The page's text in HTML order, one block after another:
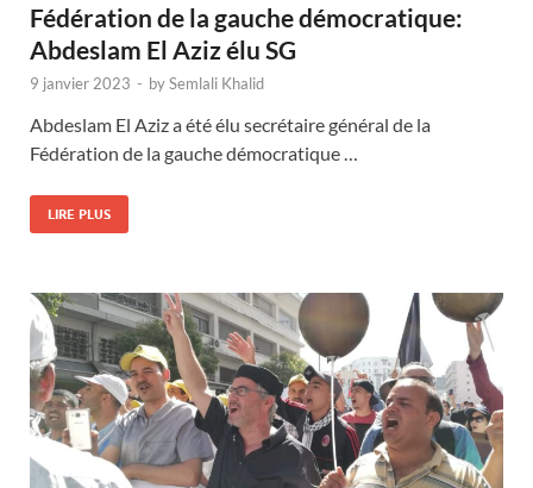
Fédération de la gauche démocratique:
Abdeslam El Aziz élu SG
9 janvier 2023 - bySemlali Khalid
Abdeslam El Aziz a été élu secrétaire général de la
Fédération de la gauche démocratique …
LIRE PLUS